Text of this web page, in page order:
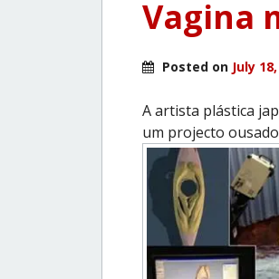
Vagina
Posted on July
A artista plástica
um projecto